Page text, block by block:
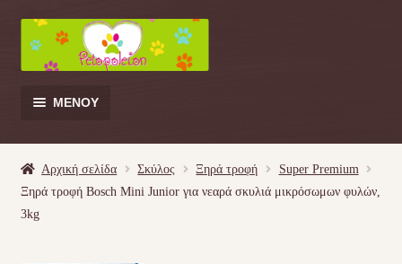
Απευθείας
μετάβαση
στην
πλοήγηση
Μετάβαση
σε
περιεχόμενο
ΜΕΝΟΎ
Αρχική σελίδα Σκύλος Ξηρά τροφή
Super Premium
Ξηρά τροφή Bosch Mini Junior για νεαρά σκυλιά μικρόσωμων φυλών,
3kg